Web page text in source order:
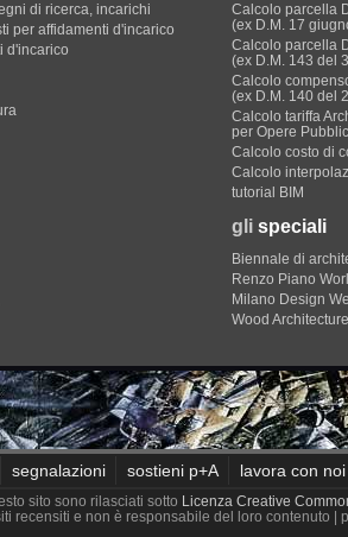
di ricerca, incarichi
per affidamenti d'incarico
d'incarico
Calcolo parcella
(ex D.M. 17
Calcolo parcella
(ex D.M. 143 del
Calcolo
(ex D.M. 140 del
Calcolo tariffa
per Opere
Calcolo costo di
Calcolo
tutorial BIM
gli speciali
Biennale di
Renzo Piano
Milano Design
Wood
segnalazioni sostieni p+A lavora con noi
sito sono rilasciati sotto Licenza Creative
recensiti e non è responsabile del loro contenuto
|